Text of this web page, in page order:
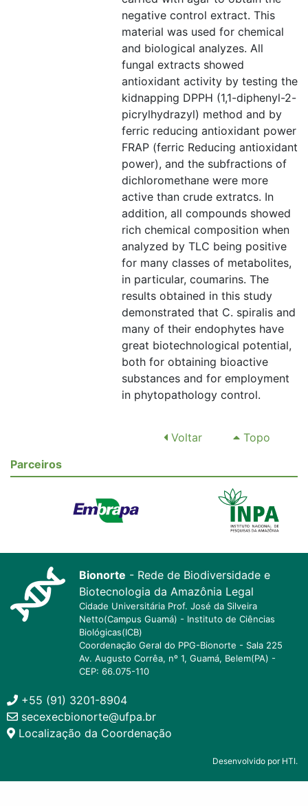
negative control extract. This
material was used for chemical
and biological analyzes. All
fungal extracts showed
antioxidant activity by testing the
kidnapping DPPH (1,1-diphenyl-2-
picrylhydrazyl) method and by
ferric reducing antioxidant power
FRAP (ferric Reducing antioxidant
power), and the subfractions of
dichloromethane were more
active than crude extratcs. In
addition, all compounds showed
rich chemical composition when
analyzed by TLC being positive
for many classes of metabolites,
in particular, coumarins. The
results obtained in this study
demonstrated that C. spiralis and
many of their endophytes have
great biotechnological potential,
both for obtaining bioactive
substances and for employment
in phytopathology control.
Voltar
Topo
Parceiros
Bionorte - Rede de Biodiversidade e
Biotecnologia da Amazônia Legal
Cidade Universitária Prof. José da Silveira
Netto(Campus Guamá) - Instituto de Ciências
Biológicas(ICB)
Coordenação Geral do PPG-Bionorte - Sala 225
Av. Augusto Corrêa, nº 1, Guamá, Belem(PA) -
CEP: 66.075-110
+55 (91) 3201-8904
secexecbionorte@ufpa.br
Localização da Coordenação
Desenvolvido por HTI.